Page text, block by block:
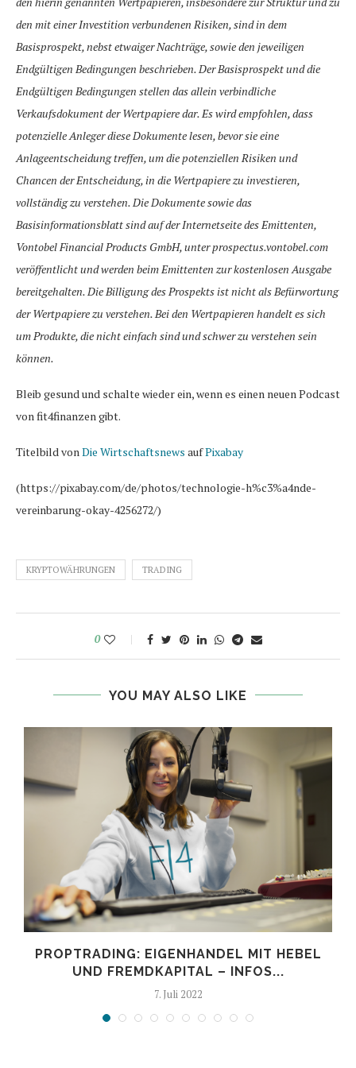
den mit einer Investition verbundenen Risiken, sind in dem
Basisprospekt, nebst etwaiger Nachträge, sowie den jeweiligen
Endgültigen Bedingungen beschrieben. Der Basisprospekt und die
Endgültigen Bedingungen stellen das allein verbindliche
Verkaufsdokument der Wertpapiere dar. Es wird empfohlen, dass
potenzielle Anleger diese Dokumente lesen, bevor sie eine
Anlageentscheidung treffen, um die potenziellen Risiken und
Chancen der Entscheidung, in die Wertpapiere zu investieren,
vollständig zu verstehen. Die Dokumente sowie das
Basisinformationsblatt sind auf der Internetseite des Emittenten,
Vontobel Financial Products GmbH, unter prospectus.vontobel.com
veröffentlicht und werden beim Emittenten zur kostenlosen Ausgabe
bereitgehalten. Die Billigung des Prospekts ist nicht als Befürwortung
der Wertpapiere zu verstehen. Bei den Wertpapieren handelt es sich
um Produkte, die nicht einfach sind und schwer zu verstehen sein
können.
Bleib gesund und schalte wieder ein, wenn es einen neuen Podcast
von fit4finanzen gibt.
Titelbild von Die Wirtschaftsnews aufPixabay
(https://pixabay.com/de/photos/technologie-h%c3%a4nde-
vereinbarung-okay-4256272/)
KRYPTOWÄHRUNGEN TRADING
0
YOU MAY ALSO LIKE
PROPTRADING: EIGENHANDEL MIT HEBEL
UND FREMDKAPITAL – INFOS...
7. Juli 2022